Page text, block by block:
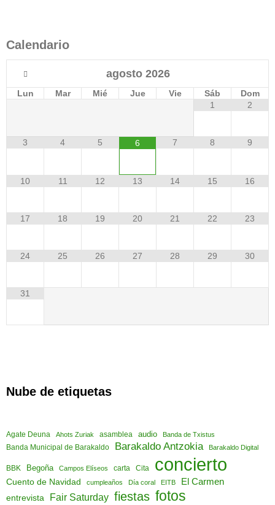
Calendario
agosto 2026
Lun Mar Mié Jue Vie Sáb
Dom
1
2
3 4 5 6 7 8 9
10 11 12 13 14 15 16
17 18 19 20 21 22 23
24 25 26 27 28 29 30
31
Nube de etiquetas
Agate Deuna Ahots Zuriak asamblea audio
Banda de Txistus
Banda Municipal de Barakaldo
Barakaldo Antzokia Barakaldo Digital
BBK Begoña Campos Elíseos carta Cita concierto
Cuento de Navidad cumpleaños Día coral EITB El Carmen
entrevista Fair Saturday fiestas fotos